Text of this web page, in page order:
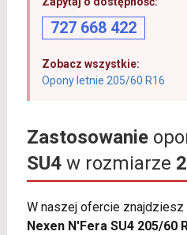
727 668 422
Zobacz wszystkie:
Opony letnie 205/60 R16
Zastosowanie
SU4w rozmiarze
W naszej ofercie znajdziesz
Nexen N'Fera SU4 205/60